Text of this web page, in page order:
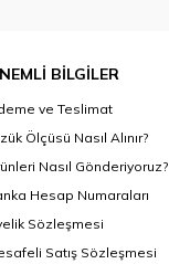
BİLGİLER
ve Teslimat
Ölçüsü Nasıl Alınır?
Nasıl Gönderiyoruz?
Hesap Numaraları
Sözleşmesi
Satış Sözleşmesi